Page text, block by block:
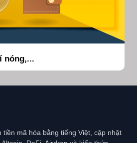
nóng,...
tiền mã hóa bằng tiếng Việt, cập nhật